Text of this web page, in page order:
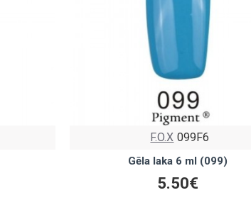
F.O.X 099F6
Gēla laka 6 ml (099)
5.50€